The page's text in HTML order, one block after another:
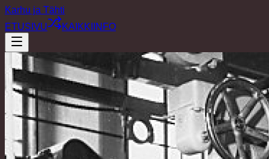
Karhu ja Tähti
ETUSIVU
KAIKKI INFO